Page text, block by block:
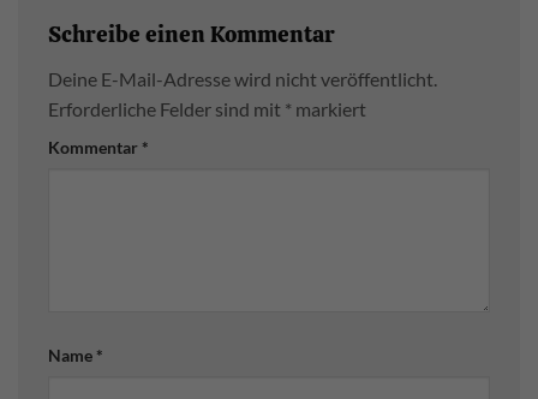
Schreibe einen Kommentar
Deine E-Mail-Adresse wird nicht veröffentlicht.
Erforderliche Felder sind mit * markiert
Kommentar *
Name *